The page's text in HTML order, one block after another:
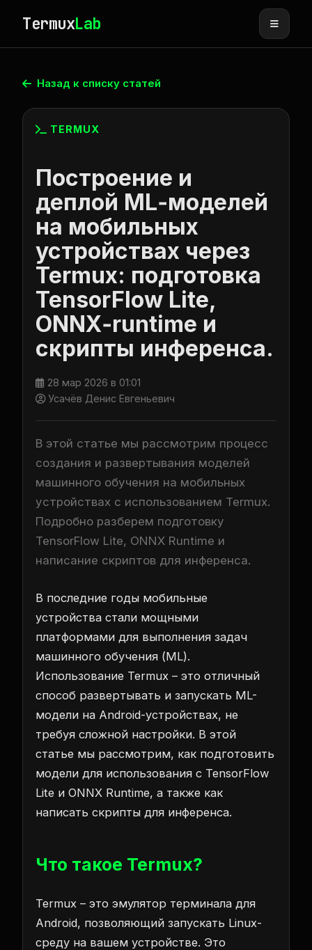
TermuxLab
Назад к списку статей
TERMUX
Построение и
деплой ML‑моделей
на мобильных
устройствах через
Termux: подготовка
TensorFlow Lite,
ONNX‑runtime и
скрипты инференса.
28 мар 2026 в 01:01
Усачёв Денис Евгеньевич
В этой статье мы рассмотрим процесс
создания и развертывания моделей
машинного обучения на мобильных
устройствах с использованием Termux.
Подробно разберем подготовку
TensorFlow Lite, ONNX Runtime и
написание скриптов для инференса.
В последние годы мобильные
устройства стали мощными
платформами для выполнения задач
машинного обучения (ML).
Использование Termux – это отличный
способ развертывать и запускать ML-
модели на Android-устройствах, не
требуя сложной настройки. В этой
статье мы рассмотрим, как подготовить
модели для использования с TensorFlow
Lite и ONNX Runtime, а также как
написать скрипты для инференса.
Что такое Termux?
Termux – это эмулятор терминала для
Android, позволяющий запускать Linux-
среду на вашем устройстве. Это